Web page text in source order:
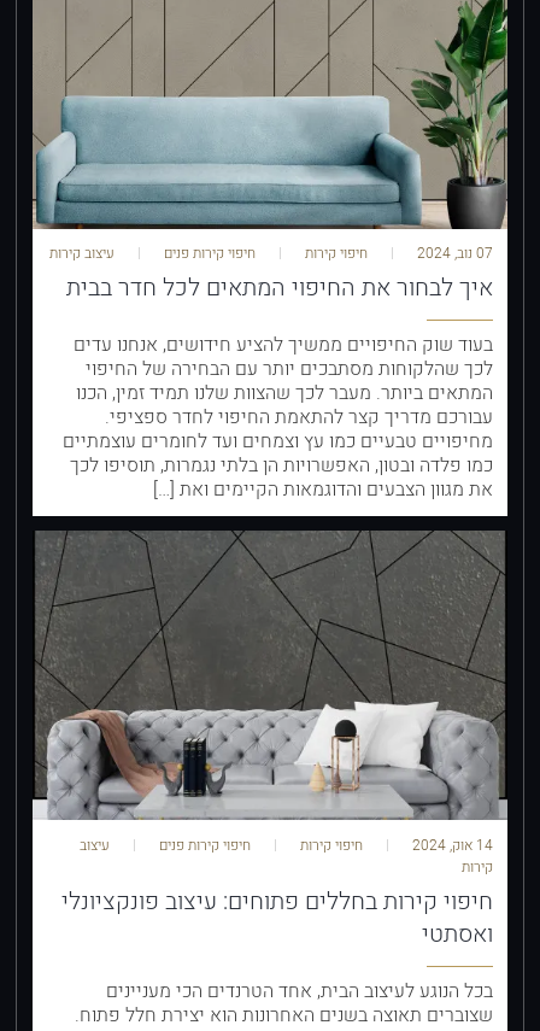
07 נוב, 2024 חיפוי קירות חיפוי קירות פנים עיצוב קירות
איך לבחור את החיפוי המתאים לכל חדר בבית
בעוד שוק החיפויים ממשיך להציע חידושים, אנחנו עדים
לכך שהלקוחות מסתבכים יותר עם הבחירה של החיפוי
המתאים ביותר. מעבר לכך שהצוות שלנו תמיד זמין, הכנו
עבורכם מדריך קצר להתאמת החיפוי לחדר ספציפי.
מחיפויים טבעיים כמו עץ וצמחים ועד לחומרים עוצמתיים
כמו פלדה ובטון, האפשרויות הן בלתי נגמרות, תוסיפו לכך
את מגוון הצבעים והדוגמאות הקיימים ואת […]
14 אוק, 2024 חיפוי קירות חיפוי קירות פנים
עיצוב
קירות
חיפוי קירות בחללים פתוחים: עיצוב פונקציונלי
ואסתטי
בכל הנוגע לעיצוב הבית, אחד הטרנדים הכי מעניינים
שצוברים תאוצה בשנים האחרונות הוא יצירת חלל פתוח.